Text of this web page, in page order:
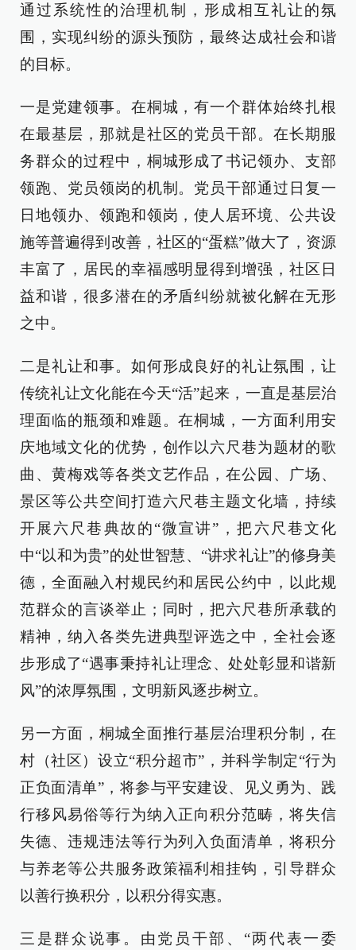
通过系统性的治理机制，形成相互礼让的氛
围，实现纠纷的源头预防，最终达成社会和谐
的目标。
一是党建领事。在桐城，有一个群体始终扎根
在最基层，那就是社区的党员干部。在长期服
务群众的过程中，桐城形成了书记领办、支部
领跑、党员领岗的机制。党员干部通过日复一
日地领办、领跑和领岗，使人居环境、公共设
施等普遍得到改善，社区的“蛋糕”做大了，资源
丰富了，居民的幸福感明显得到增强，社区日
益和谐，很多潜在的矛盾纠纷就被化解在无形
之中。
二是礼让和事。如何形成良好的礼让氛围，让
传统礼让文化能在今天“活”起来，一直是基层治
理面临的瓶颈和难题。在桐城，一方面利用安
庆地域文化的优势，创作以六尺巷为题材的歌
曲、黄梅戏等各类文艺作品，在公园、广场、
景区等公共空间打造六尺巷主题文化墙，持续
开展六尺巷典故的“微宣讲”，把六尺巷文化
中“以和为贵”的处世智慧、“讲求礼让”的修身美
德，全面融入村规民约和居民公约中，以此规
范群众的言谈举止；同时，把六尺巷所承载的
精神，纳入各类先进典型评选之中，全社会逐
步形成了“遇事秉持礼让理念、处处彰显和谐新
风”的浓厚氛围，文明新风逐步树立。
另一方面，桐城全面推行基层治理积分制，在
村（社区）设立“积分超市”，并科学制定“行为
正负面清单”，将参与平安建设、见义勇为、践
行移风易俗等行为纳入正向积分范畴，将失信
失德、违规违法等行为列入负面清单，将积分
与养老等公共服务政策福利相挂钩，引导群众
以善行换积分，以积分得实惠。
三是群众说事。由党员干部、“两代表一委